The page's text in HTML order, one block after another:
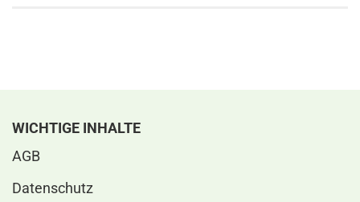
WICHTIGE INHALTE
AGB
Datenschutz